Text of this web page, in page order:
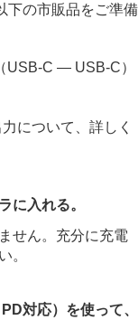
下の市販品をご準備
USB-C ― USB-C）
について、詳しく
に入れる。
せん。充分に充電
。
対応）を使って、